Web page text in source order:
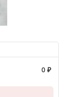
0 ₽